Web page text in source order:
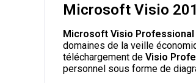
Microsoft Visio
Microsoft Visio Professional
domaines de la veille
téléchargement de Visio
personnel sous forme de